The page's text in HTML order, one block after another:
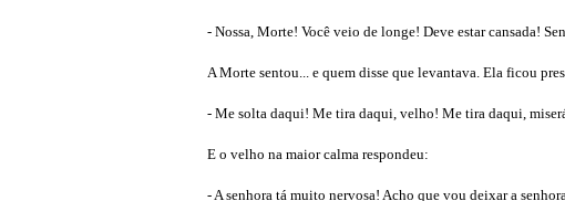
- Nossa, Morte! Você veio de longe! Deve estar cansada!
A Morte sentou... e quem disse que levantava. Ela ficou
- Me solta daqui! Me tira daqui, velho! Me tira daqui,
E o velho na maior calma respondeu:
- A senhora tá muito nervosa! Acho que vou deixar a